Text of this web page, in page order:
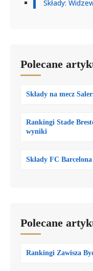
Składy:
Polecane
Składy na mecz
Rankingi Stade
wyniki
Składy FC
Polecane
Rankingi Zawisza